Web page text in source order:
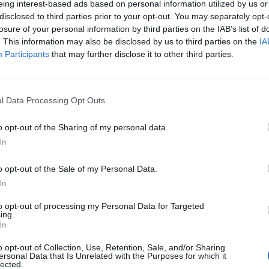
interest-based ads based on personal information utilized by us
to third parties prior to your opt-out. You may separately
of your personal information by third parties on the IAB’s list of
This information may also be disclosed by us to third parties on the
Participants that may further disclose it to other third parties.
Data Processing Opt Outs
opt-out of the Sharing of my personal data.
opt-out of the Sale of my Personal Data.
opt-out of processing my Personal Data for Targeted
opt-out of Collection, Use, Retention, Sale, and/or Sharing
Data that Is Unrelated with the Purposes for which it
los permisos necesarios por parte de la
(CNMC) y las autoridades regionales
segundo operador de propano canalizado a
815 municipios de 38 provincias.
continúa así apostando por su estrategia de
cerca de 200 millones de euros en los